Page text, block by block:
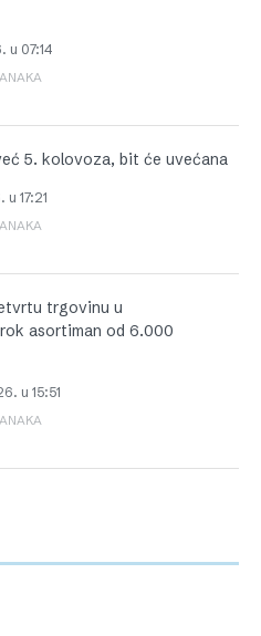
u 07:14
5. kolovoza, bit će uvećana
17:21
trgovinu u
asortiman od 6.000
u 15:51